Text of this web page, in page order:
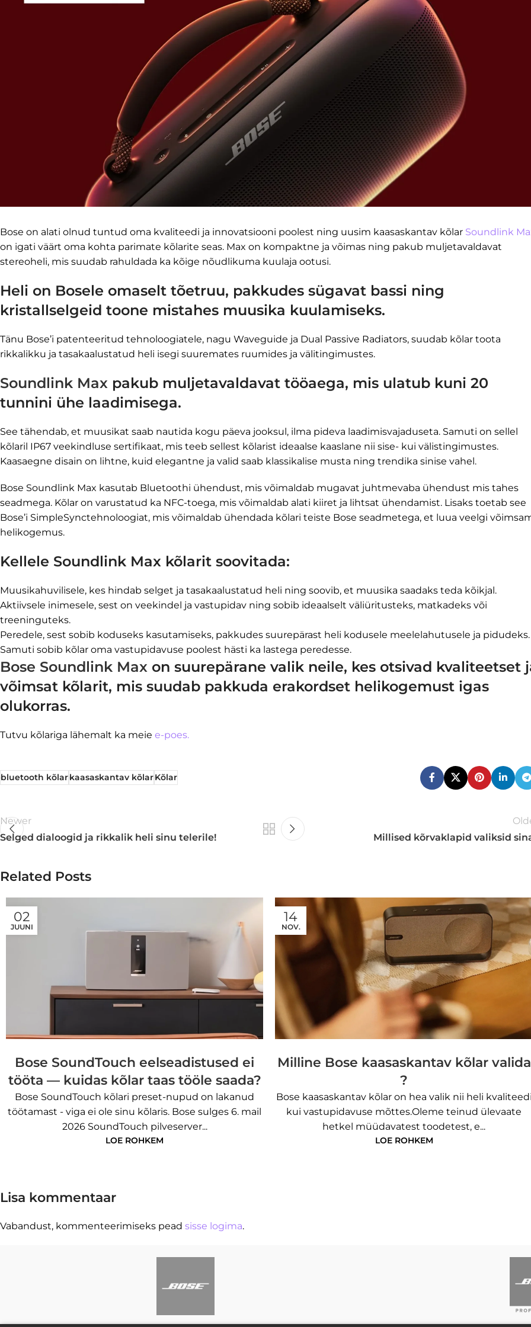
Bose on alati olnud tuntud oma kvaliteedi ja innovatsiooni poolest ning uusim kaasaskantav kõlar Soundlink
on igati väärt oma kohta parimate kõlarite seas. Max on kompaktne ja võimas ning pakub muljetavaldavat
stereoheli, mis suudab rahuldada ka kõige nõudlikuma kuulaja ootusi.
Heli on Bosele omaselt tõetruu, pakkudes sügavat bassi ning
kristallselgeid toone mistahes muusika kuulamiseks.
Tänu Bose’i patenteeritud tehnoloogiatele, nagu Waveguide ja Dual Passive Radiators, suudab kõlar toota
rikkalikku ja tasakaalustatud heli isegi suuremates ruumides ja välitingimustes.
Soundlink Max pakub muljetavaldavat tööaega, mis ulatub kuni 20
tunnini ühe laadimisega.
See tähendab, et muusikat saab nautida kogu päeva jooksul, ilma pideva laadimisvajaduseta. Samuti on sellel
kõlaril IP67 veekindluse sertifikaat, mis teeb sellest kõlarist ideaalse kaaslane nii sise- kui välistingimustes.
Kaasaegne disain on lihtne, kuid elegantne ja valid saab klassikalise musta ning trendika sinise vahel.
Bose Soundlink Max kasutab Bluetoothi ühendust, mis võimaldab mugavat juhtmevaba ühendust mis tahes
seadmega. Kõlar on varustatud ka NFC-toega, mis võimaldab alati kiiret ja lihtsat ühendamist. Lisaks toetab see
Bose’i SimpleSynctehnoloogiat, mis võimaldab ühendada kõlari teiste Bose seadmetega, et luua veelgi
helikogemus.
Kellele Soundlink Max kõlarit soovitada:
Muusikahuvilisele, kes hindab selget ja tasakaalustatud heli ning soovib, et muusika saadaks teda kõikjal.
Aktiivsele inimesele, sest on veekindel ja vastupidav ning sobib ideaalselt väliüritusteks, matkadeks või
treeninguteks.
Peredele, sest sobib koduseks kasutamiseks, pakkudes suurepärast heli kodusele meelelahutusele ja pidudeks.
Samuti sobib kõlar oma vastupidavuse poolest hästi ka lastega peredesse.
Bose Soundlink Max on suurepärane valik neile, kes otsivad kvaliteetset
võimsat kõlarit, mis suudab pakkuda erakordset helikogemust igas
olukorras.
Tutvu kõlariga lähemalt ka meie e-poes.
bluetooth kõlarkaasaskantav kõlarKõlar
Newer
Selged dialoogid ja rikkalik heli sinu telerile!
Millised kõrvaklapid valiksid
Related Posts
02
JUUNI
Bose SoundTouch eelseadistused ei
tööta — kuidas kõlar taas tööle saada?
Bose SoundTouch kõlari preset-nupud on lakanud
töötamast - viga ei ole sinu kõlaris. Bose sulges 6. mail
2026 SoundTouch pilveserver...
LOE ROHKEM
14
NOV.
Milline Bose kaasaskantav kõlar valida
?
Bose kaasaskantav kõlar on hea valik nii heli
kui vastupidavuse mõttes.Oleme teinud ülevaate
hetkel müüdavatest toodetest, e...
LOE ROHKEM
Lisa kommentaar
Vabandust, kommenteerimiseks pead sisse logima.